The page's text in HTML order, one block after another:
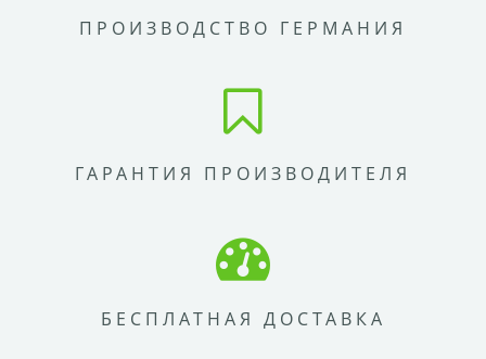
ПРОИЗВОДСТВО ГЕРМАНИЯ
ГАРАНТИЯ ПРОИЗВОДИТЕЛЯ
БЕСПЛАТНАЯ ДОСТАВКА